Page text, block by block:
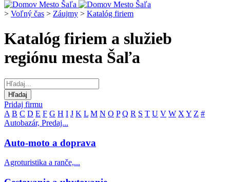
> Voľný čas > Záujmy > Katalóg firiem
Katalóg firiem a služieb
regiónu mesta Šaľa
Pridaj firmu
A B C D E F G H I J K L M N O P Q R S T U V W X Y Z #
Autobazár, Predaj...
Auto-moto a doprava
Agroturistika a ranče,...